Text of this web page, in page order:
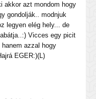
akkor azt mondom hogy
gondolják.. modnjuk
legyen elég hely... de
Vicces egy picit
azzal hogy
EGER:)(L)